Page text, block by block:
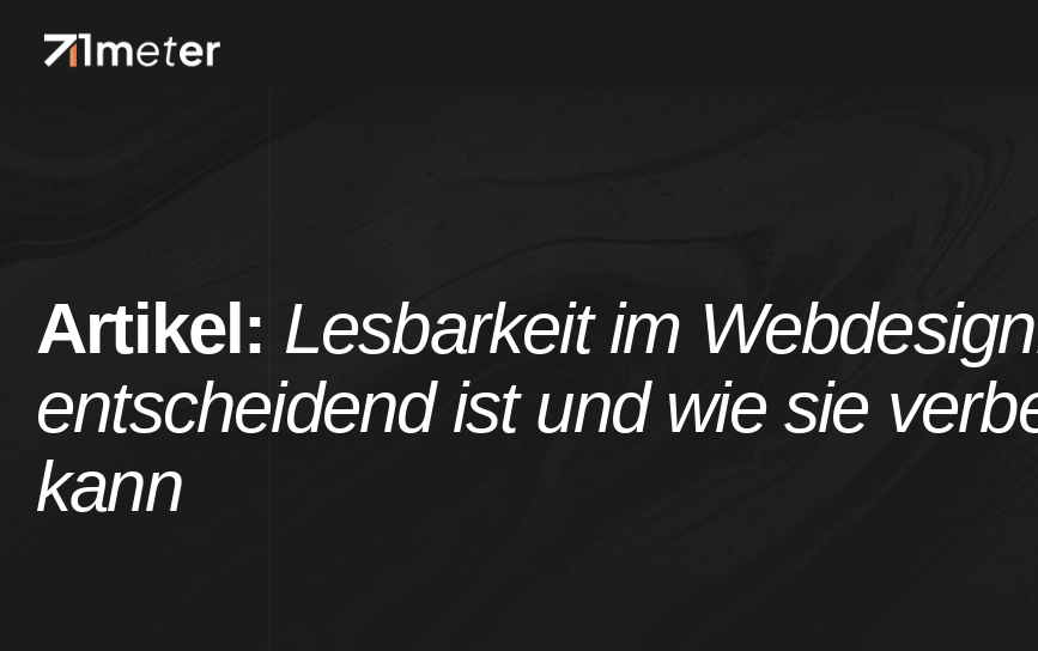
Artikel: Lesbarkeit im
entscheidend ist und wie sie
kann